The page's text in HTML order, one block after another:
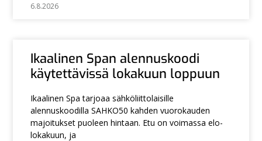
6.8.2026
Ikaalinen Span alennuskoodi
käytettävissä lokakuun loppuun
Ikaalinen Spa tarjoaa sähköliittolaisille
alennuskoodilla SAHKO50 kahden vuorokauden
majoitukset puoleen hintaan. Etu on voimassa elo-
lokakuun, ja